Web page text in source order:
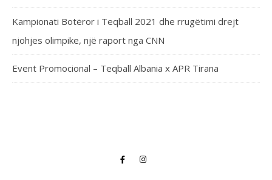
Kampionati Botëror i Teqball 2021 dhe rrugëtimi drejt
njohjes olimpike, një raport nga CNN
Event Promocional – Teqball Albania x APR Tirana